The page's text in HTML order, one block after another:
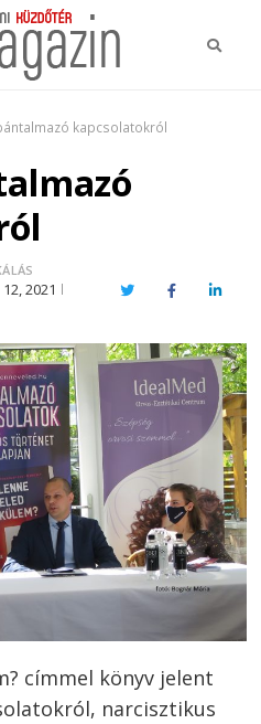
kapcsolatokról
2021
TwitterFacebook
címmel könyv jelent
narcisztikus